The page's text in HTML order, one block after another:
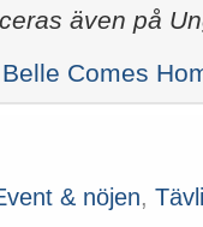
även på
Comes
& nöjen,